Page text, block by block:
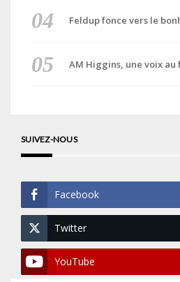
Feldup fonce vers le
AM Higgins, une voix
SUIVEZ-NOUS
Facebook
Twitter
YouTube